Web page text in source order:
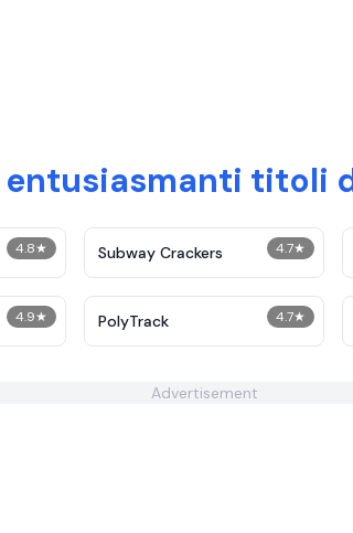
titoli
4.8★ 4.7★
Subway Crackers
4.9★ 4.7★
PolyTrack
Advertisement